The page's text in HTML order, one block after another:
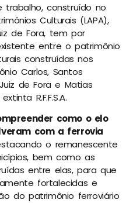
construído no
Culturais (LAPA),
de Fora, tem por
entre o patrimônio
construídas nos
Carlos, Santos
de Fora e Matias
R.F.F.S.A.
como o elo
com a ferrovia
o remanescente
bem como as
entre elas, para que
fortalecidas e
do patrimônio ferroviário